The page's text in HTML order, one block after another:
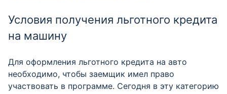
Условия получения льготного кредита
на машину
Для оформления льготного кредита на авто
необходимо, чтобы заемщик имел право
участвовать в программе. Сегодня в эту категорию